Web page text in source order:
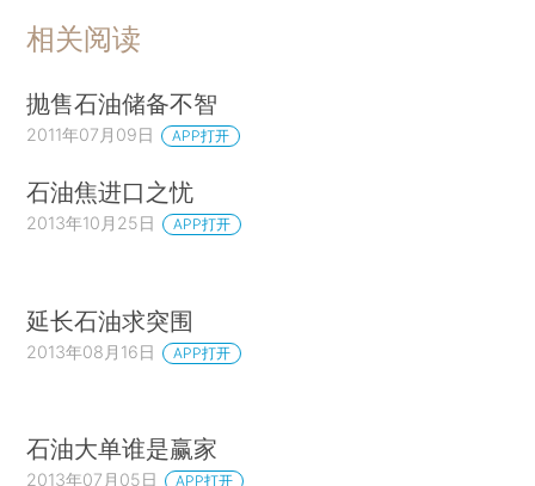
相关阅读
抛售石油储备不智
2011年07月09日 APP打开
石油焦进口之忧
2013年10月25日 APP打开
延长石油求突围
2013年08月16日 APP打开
石油大单谁是赢家
2013年07月05日 APP打开